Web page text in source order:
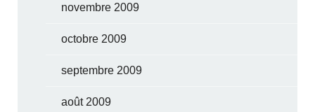
novembre 2009
octobre 2009
septembre 2009
août 2009